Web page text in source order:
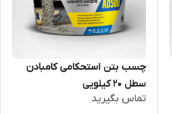
چسب بتن استحکامی کامبادن
سطل 20 کیلویی
تماس بگیرید